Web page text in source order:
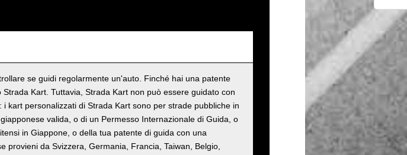
se guidi regolarmente un'auto. Finché hai una patente
Kart. Tuttavia, Strada Kart non può essere guidato con
kart personalizzati di Strada Kart sono per strade pubbliche in
valida, o di un Permesso Internazionale di Guida, o
in Giappone, o della tua patente di guida con una
provieni da Svizzera, Germania, Francia, Taiwan, Belgio,